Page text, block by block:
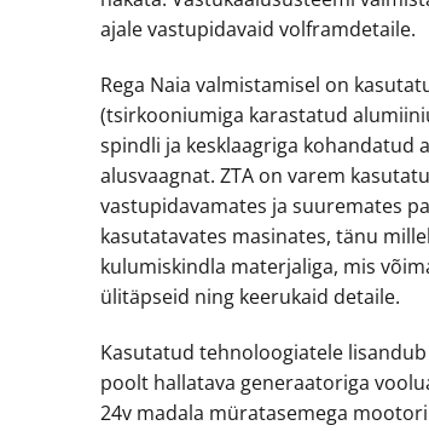
ajale vastupidavaid volframdetaile.
Rega Naia valmistamisel on
(tsirkooniumiga karastatud
spindli ja kesklaagriga kohandatud
alusvaagnat. ZTA on varem
vastupidavamates ja suuremates
kasutatavates masinates, tänu
kulumiskindla materjaliga, mis
ülitäpseid ning keerukaid detaile.
Kasutatud tehnoloogiatele lisandub
poolt hallatava generaatoriga
24v madala müratasemega